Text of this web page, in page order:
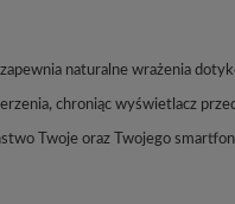
naturalne wrażenia
chroniąc wyświetlacz
Twoje oraz Twojego